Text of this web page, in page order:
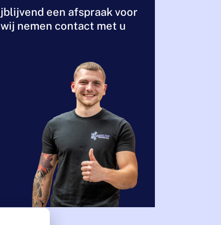
een afspraak voor
nemen contact met u